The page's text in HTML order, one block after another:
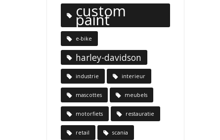
custom
paint
e-bike
harley-davidson
industrie interieur
mascottes meubels
motorfiets restauratie
retail scania